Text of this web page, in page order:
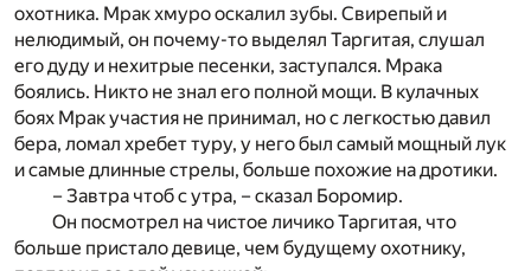
охотника. Мрак хмуро оскалил зубы. Свирепый и
нелюдимый, он почему-то выделял Таргитая, слушал
его дуду и нехитрые песенки, заступался. Мрака
боялись. Никто не знал его полной мощи. В кулачных
боях Мрак участия не принимал, но с легкостью давил
бера, ломал хребет туру, у него был самый мощный лук
и самые длинные стрелы, больше похожие на дротики.
– Завтра чтоб с утра, – сказал Боромир.
Он посмотрел на чистое личико Таргитая, что
больше пристало девице, чем будущему охотнику,